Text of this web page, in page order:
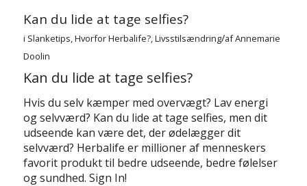
Kan du lide at tage selfies?
i Slanketips,Hvorfor Herbalife?,Livsstilsændring/afAnnemarie
Doolin
Kan du lide at tage selfies?
Hvis du selv kæmper med overvægt? Lav energi
og selvværd? Kan du lide at tage selfies, men dit
udseende kan være det, der ødelægger dit
selvværd? Herbalife er millioner af menneskers
favorit produkt til bedre udseende, bedre følelser
og sundhed. Sign In!